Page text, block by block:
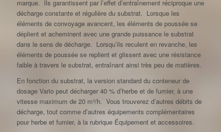
marque. Ils garantissent par l’effet d’entraînement réciproque une
décharge constante et régulière du substrat. Lorsque les
éléments de convoyage avancent, les éléments de poussée se
déplient et acheminent avec une grande puissance le substrat
dans le sens de décharge. Lorsqu’ils reculent en revanche, les
éléments de poussée se replient et glissent avec une résistance
faible à travers le substrat, entraînant ainsi très peu de matières.
En fonction du substrat, la version standard du conteneur de
dosage Vario peut décharger 40 % d’herbe et de fumier, à une
vitesse maximum de 20 m³/h. Vous trouverez d’autres débits de
décharge, tout comme d’autres équipements complémentaires
pour herbe et fumier, à la rubrique Équipement et accessoires.